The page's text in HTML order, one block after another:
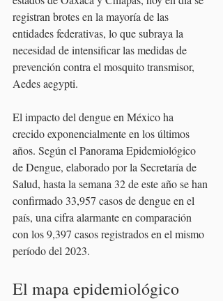
registran brotes en la mayoría de las
entidades federativas, lo que subraya la
necesidad de intensificar las medidas de
prevención contra el mosquito transmisor,
Aedes aegypti.
El impacto del dengue en México ha
crecido exponencialmente en los últimos
años. Según el Panorama Epidemiológico
de Dengue, elaborado por la Secretaría de
Salud, hasta la semana 32 de este año se han
confirmado 33,957 casos de dengue en el
país, una cifra alarmante en comparación
con los 9,397 casos registrados en el mismo
período del 2023.
El mapa epidemiológico